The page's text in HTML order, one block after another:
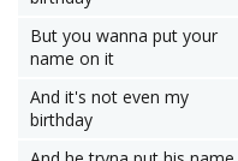
But you wanna put your
name on it
And it's not even my
birthday